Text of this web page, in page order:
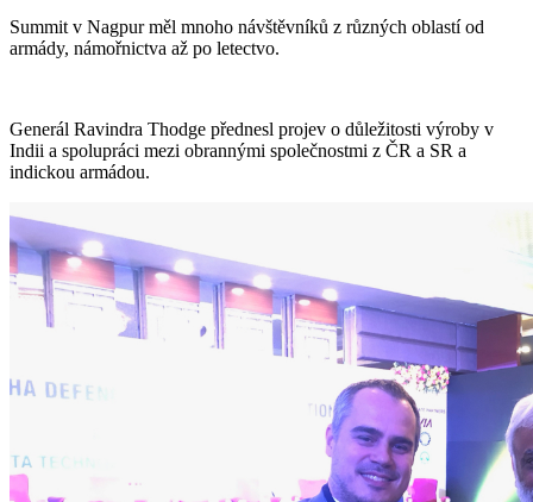
Summit v Nagpur měl mnoho návštěvníků z různých oblastí od
armády, námořnictva až po letectvo.
Generál Ravindra Thodge přednesl projev o důležitosti výroby v
Indii a spolupráci mezi obrannými společnostmi z ČR a SR a
indickou armádou.